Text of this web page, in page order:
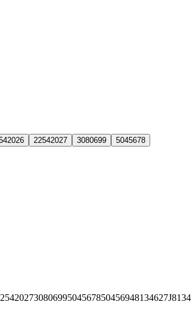
22542027 3080699
5045678
3080699504567850456948134627